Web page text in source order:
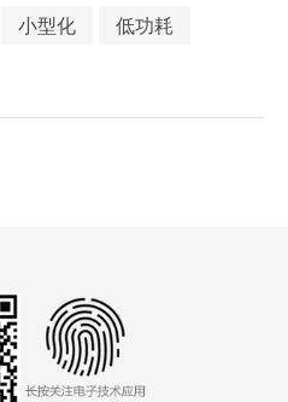
小型化 低功耗